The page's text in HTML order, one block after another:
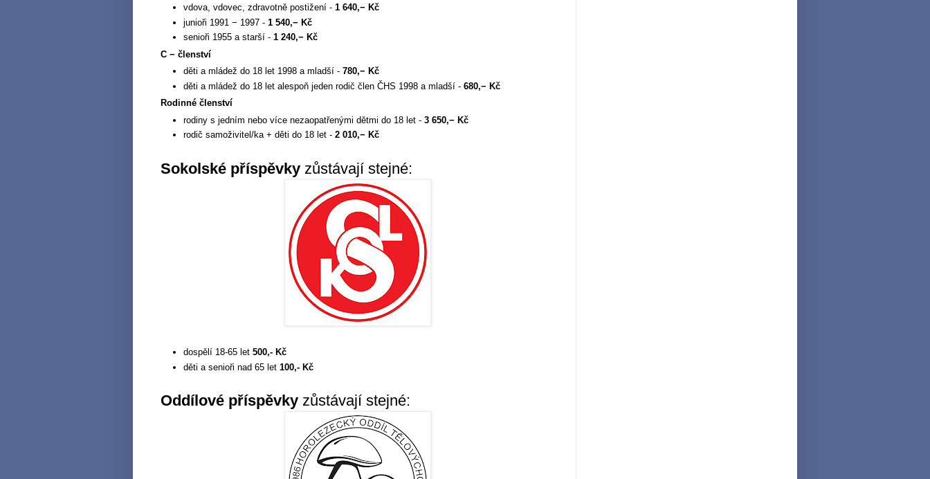
vdova, vdovec, zdravotně postižení - 1 640,− Kč
junioři 1991 − 1997 - 1 540,− Kč
senioři 1955 a starší - 1 240,− Kč
C − členství
děti a mládež do 18 let 1998 a mladší - 780,− Kč
děti a mládež do 18 let alespoň jeden rodič člen ČHS 1998 a mladší - 680,− Kč
Rodinné členství
rodiny s jedním nebo více nezaopatřenými dětmi do 18 let - 3 650,− Kč
rodič samoživitel/ka + děti do 18 let - 2 010,− Kč
Sokolské příspěvky zůstávají stejné:
dospělí 18-65 let 500,- Kč
děti a senioři nad 65 let 100,- Kč
Oddílové příspěvky zůstávají stejné: